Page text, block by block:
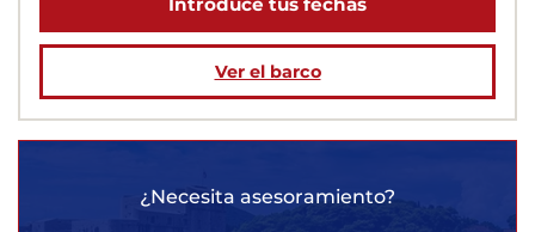
Ver el barco
¿Necesita asesoramiento?